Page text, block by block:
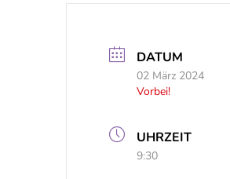
DATUM
02 März 2024
Vorbei!
UHRZEIT
9:30